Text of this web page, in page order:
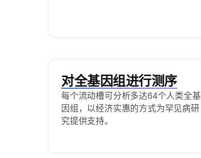
对全基因组进行测序
每个流动槽可分析多达64个人类全基
因组，以经济实惠的方式为罕见病研
究提供支持。